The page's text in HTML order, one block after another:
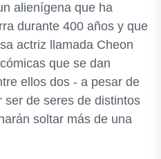
alienígena que ha
durante 400 años y que
actriz llamada Cheon
que se dan
ellos dos - a pesar de
ser de seres de distintos
soltar más de una